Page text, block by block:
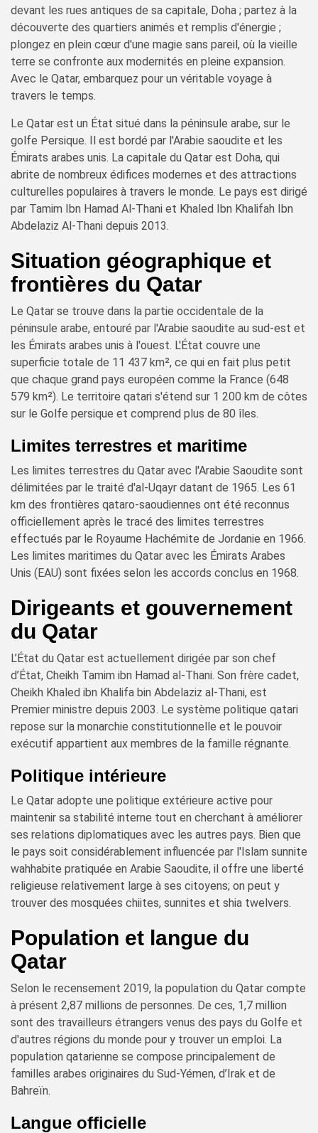
devant les rues antiques de sa capitale, Doha ; partez à la
découverte des quartiers animés et remplis d'énergie ;
plongez en plein cœur d'une magie sans pareil, où la vieille
terre se confronte aux modernités en pleine expansion.
Avec le Qatar, embarquez pour un véritable voyage à
travers le temps.
Le Qatar est un État situé dans la péninsule arabe, sur le
golfe Persique. Il est bordé par l'Arabie saoudite et les
Émirats arabes unis. La capitale du Qatar est Doha, qui
abrite de nombreux édifices modernes et des attractions
culturelles populaires à travers le monde. Le pays est dirigé
par Tamim Ibn Hamad Al-Thani et Khaled Ibn Khalifah Ibn
Abdelaziz Al-Thani depuis 2013.
Situation géographique et
frontières du Qatar
Le Qatar se trouve dans la partie occidentale de la
péninsule arabe, entouré par l'Arabie saoudite au sud-est et
les Émirats arabes unis à l'ouest. L'État couvre une
superficie totale de 11 437 km², ce qui en fait plus petit
que chaque grand pays européen comme la France (648
579 km²). Le territoire qatari s'étend sur 1 200 km de côtes
sur le Golfe persique et comprend plus de 80 îles.
Limites terrestres et maritime
Les limites terrestres du Qatar avec l'Arabie Saoudite sont
délimitées par le traité d'al-Uqayr datant de 1965. Les 61
km des frontières qataro-saoudiennes ont été reconnus
officiellement après le tracé des limites terrestres
effectués par le Royaume Hachémite de Jordanie en 1966.
Les limites maritimes du Qatar avec les Émirats Arabes
Unis (EAU) sont fixées selon les accords conclus en 1968.
Dirigeants et gouvernement
du Qatar
L’État du Qatar est actuellement dirigée par son chef
d’État, Cheikh Tamim ibn Hamad al-Thani. Son frère cadet,
Cheikh Khaled ibn Khalifa bin Abdelaziz al-Thani, est
Premier ministre depuis 2003. Le système politique qatari
repose sur la monarchie constitutionnelle et le pouvoir
exécutif appartient aux membres de la famille régnante.
Politique intérieure
Le Qatar adopte une politique extérieure active pour
maintenir sa stabilité interne tout en cherchant à améliorer
ses relations diplomatiques avec les autres pays. Bien que
le pays soit considérablement influencée par l'Islam sunnite
wahhabite pratiquée en Arabie Saoudite, il offre une liberté
religieuse relativement large à ses citoyens; on peut y
trouver des mosquées chiites, sunnites et shia twelvers.
Population et langue du
Qatar
Selon le recensement 2019, la population du Qatar compte
à présent 2,87 millions de personnes. De ces, 1,7 million
sont des travailleurs étrangers venus des pays du Golfe et
d'autres régions du monde pour y trouver un emploi. La
population qatarienne se compose principalement de
familles arabes originaires du Sud-Yémen, d’Irak et de
Bahreïn.
Langue officielle